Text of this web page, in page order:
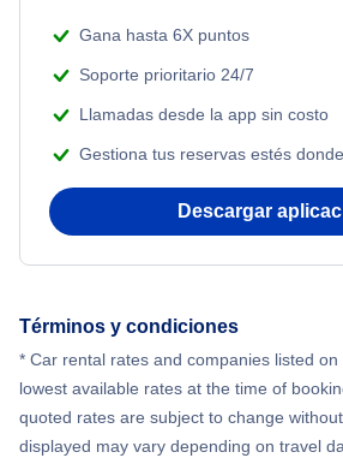
Gana hasta 6X puntos
Soporte prioritario 24/7
Llamadas desde la app sin costo
Gestiona tus reservas estés
Descargar
Términos y condiciones
* Car rental rates and companies listed
lowest available rates at the time of
quoted rates are subject to change
displayed may vary depending on travel